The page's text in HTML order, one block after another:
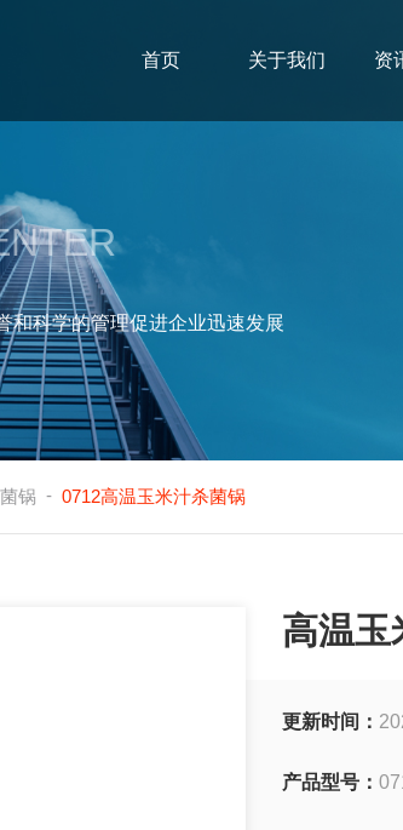
首页 关于我们 资
和科学的管理促进企业迅速发展
锅 - 0712高温玉米汁杀菌锅
高温玉
更新时间：
产品型号：